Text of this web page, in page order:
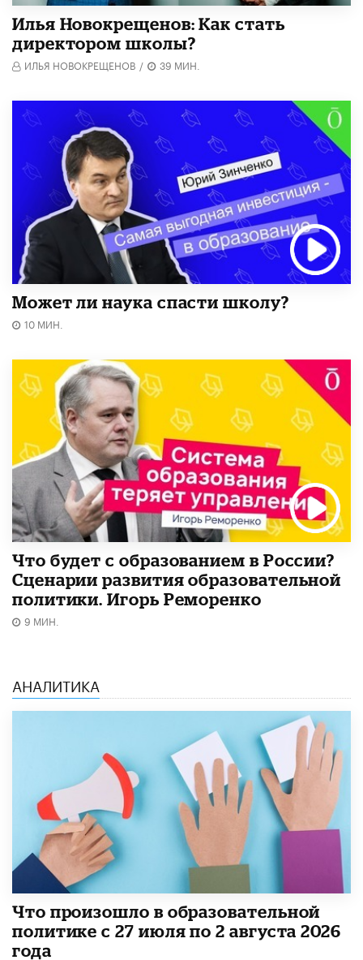
​Илья Новокрещенов: Как стать
директором школы?
ИЛЬЯ НОВОКРЕЩЕНОВ / 39 МИН.
Может ли наука спасти школу?
10 МИН.
Что будет с образованием в России?
Сценарии развития образовательной
политики. Игорь Реморенко
9 МИН.
АНАЛИТИКА
​Что произошло в образовательной
политике с 27 июля по 2 августа 2026
года